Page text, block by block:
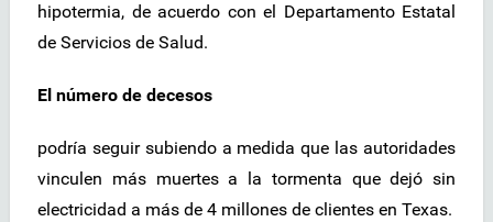
hipotermia, de acuerdo con el Departamento Estatal
de Servicios de Salud.
El número de decesos
podría seguir subiendo a medida que las autoridades
vinculen más muertes a la tormenta que dejó sin
electricidad a más de 4 millones de clientes en Texas.